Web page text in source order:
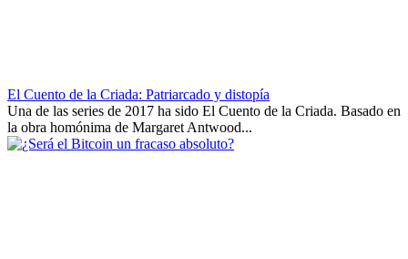
El Cuento de la Criada: Patriarcado y distopía
Una de las series de 2017 ha sido El Cuento de la Criada. Basado en
la obra homónima de Margaret Antwood...